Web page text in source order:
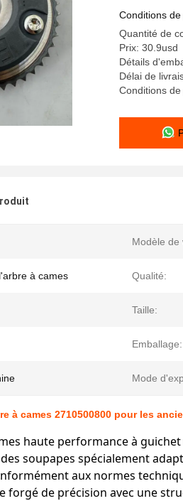
Conditions
Quantité de
Prix: 30.9usd
Détails
Délai de
Conditions
Modèle de
à cames Qualité:
Taille:
Emballage:
Mode
à cames 2710500800 pour les
haute performance à
soupapes spécialement
aux normes
forgé de précision avec une